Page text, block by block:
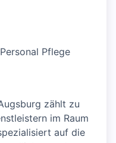
Pflege
zählt zu
im Raum
auf die